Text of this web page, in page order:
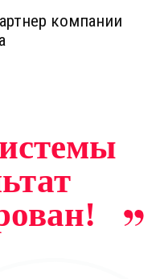
компании